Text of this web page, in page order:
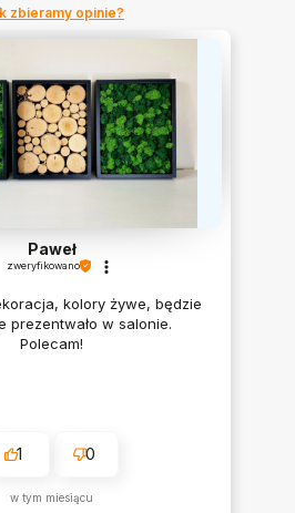
zbieramy opinie?
Paweł
zweryfikowano
kolory żywe, będzie
prezentwało w salonie.
Polecam!
1 0
w tym miesiącu